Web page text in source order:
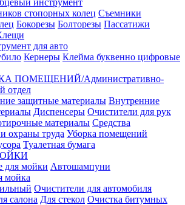
инструмент
стопорных колец Съемники
Бокорезы Болторезы Пассатижи
для авто
Кернеры Клейма буквенно цифровые
ПОМЕЩЕНИЙ/Административно-
отдел
защитные материалы Внутренние
Диспенсеры Очистители для рук
материалы Средства
охраны труда Уборка помещений
Туалетная бумага
для мойки Автошампуни
мойка
Очистители для автомобиля
салона Для стекол Очистка битумных